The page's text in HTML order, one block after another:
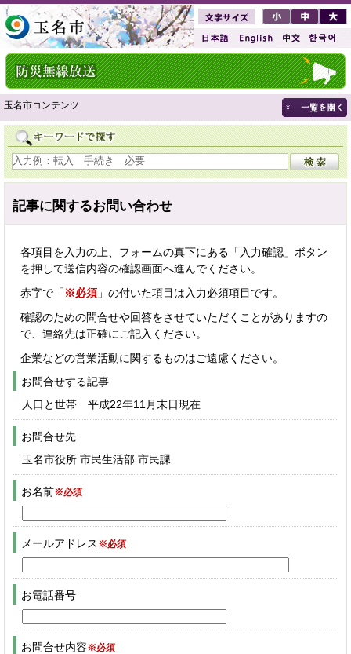
玉名市コンテンツ
記事に関するお問い合わせ
各項目を入力の上、フォームの真下にある「入力確認」ボタン
を押して送信内容の確認画面へ進んでください。
赤字で「 ※必須 」の付いた項目は入力必須項目です。
確認のための問合せや回答をさせていただくことがありますの
で、連絡先は正確にご記入ください。
企業などの営業活動に関するものはご遠慮ください。
お問合せする記事
人口と世帯 平成22年11月末日現在
お問合せ先
玉名市役所 市民生活部 市民課
お名前※必須
メールアドレス ※必須
お電話番号
お問合せ内容※必須